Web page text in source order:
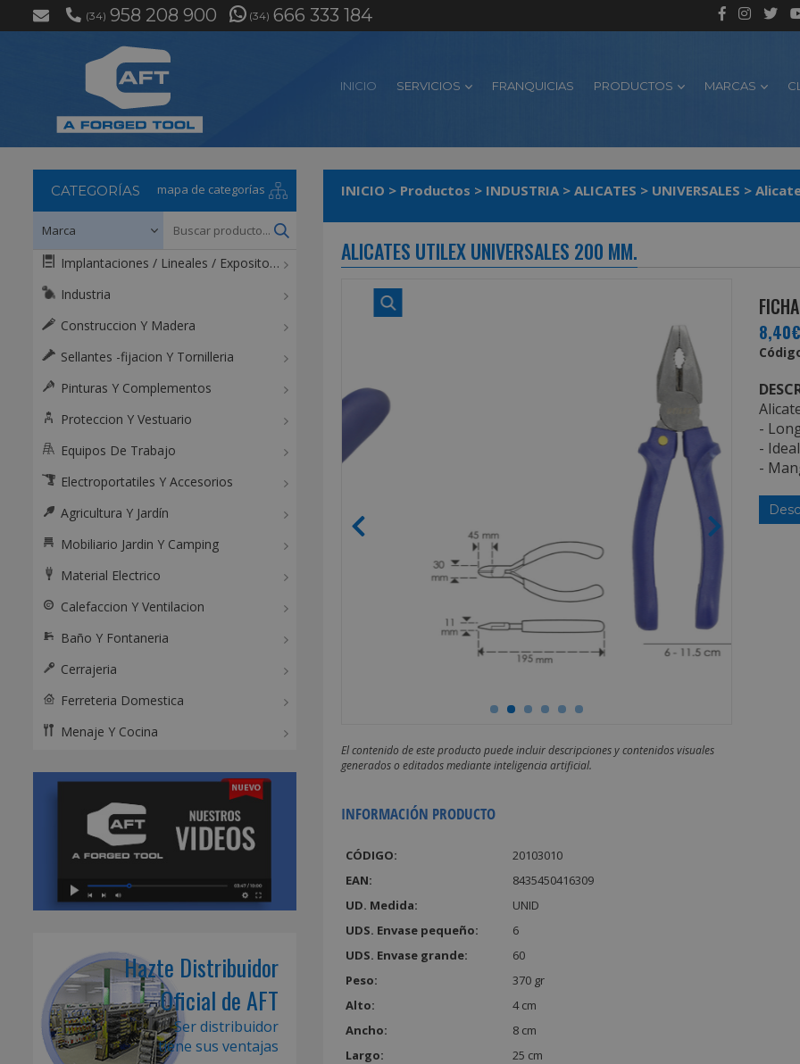
(34) 958 208 900 (34) 666 333 184
INICIO SERVICIOS FRANQUICIAS PRODUCTOS MARCAS
INICIO > Productos > INDUSTRIA > ALICATES > UNIVERSALES >
ALICATES UTILEX UNIVERSALES 200 MM.
El contenido de este producto puede incluir descripciones y contenidos visuales
generados o editados mediante inteligencia artificial.
INFORMACIÓN PRODUCTO
CÓDIGO:
20103010
EAN:
8435450416309
UD. Medida:
UNID
UDS. Envase pequeño:
6
UDS. Envase grande:
60
Peso:
370 gr
Alto:
4 cm
Ancho:
8 cm
Largo:
25 cm
8,40€
-
-
-
CATEGORÍAS mapa de categorías
Implantaciones / Lineales / Expositores / Mostradores
Industria
Construccion Y Madera
Sellantes -fijacion Y Tornilleria
Pinturas Y Complementos
Proteccion Y Vestuario
Equipos De Trabajo
Electroportatiles Y Accesorios
Agricultura Y Jardín
Mobiliario Jardin Y Camping
Material Electrico
Calefaccion Y Ventilacion
Baño Y Fontaneria
Cerrajeria
Ferreteria Domestica
Menaje Y Cocina
Hazte Distribuidor
Oficial de AFT
Ser distribuidor
tiene sus ventajas